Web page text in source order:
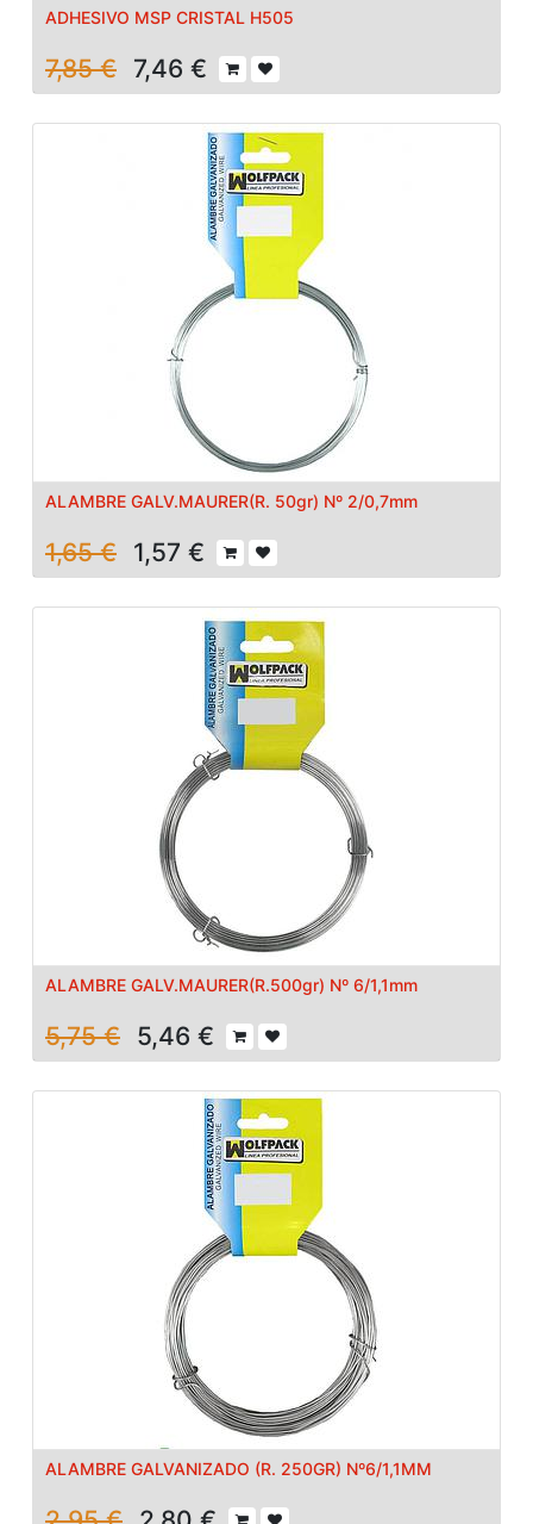
ADHESIVO MSP CRISTAL H505
7,85€ 7,46 €
ALAMBRE GALV.MAURER(R. 50gr) Nº 2/0,7mm
1,65€ 1,57 €
ALAMBRE GALV.MAURER(R.500gr) Nº 6/1,1mm
5,75€ 5,46 €
ALAMBRE GALVANIZADO (R. 250GR) Nº6/1,1MM